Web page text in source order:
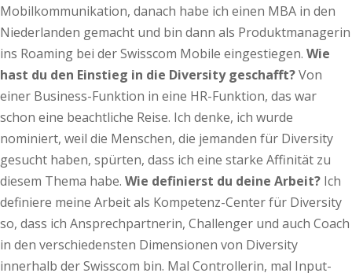
Mobilkommunikation, danach habe ich einen MBA in den
Niederlanden gemacht und bin dann als Produktmanagerin
ins Roaming bei der Swisscom Mobile eingestiegen. Wie
hast du den Einstieg in die Diversity geschafft?Von
einer Business-Funktion in eine HR-Funktion, das war
schon eine beachtliche Reise. Ich denke, ich wurde
nominiert, weil die Menschen, die jemanden für Diversity
gesucht haben, spürten, dass ich eine starke Affinität zu
diesem Thema habe. Wie definierst du deine Arbeit? Ich
definiere meine Arbeit als Kompetenz-Center für Diversity
so, dass ich Ansprechpartnerin, Challenger und auch Coach
in den verschiedensten Dimensionen von Diversity
innerhalb der Swisscom bin. Mal Controllerin, mal Input-